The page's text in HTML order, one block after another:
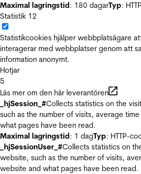
Maximal lagringstid: 180 dagarTyp:
Statistik 12
Statistikcookies hjälper webbplatsägare
interagerar med webbplatser genom att
information anonymt.
Hotjar
5
Läs mer om den här leverantören
_hjSession_#Collects statistics on the
such as the number of visits, average
what pages have been read.
Maximal lagringstid: 1 dagTyp: HTTP-
_hjSessionUser_#Collects statistics on
website, such as the number of visits,
website and what pages have been read.